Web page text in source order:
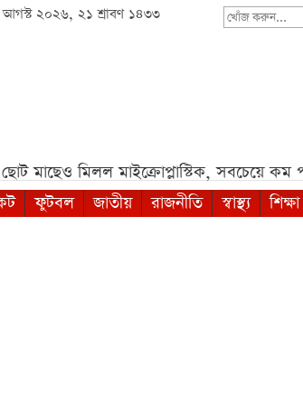
আগস্ট ২০২৬, ২১ শ্রাবণ ১৪৩৩
খোঁজ
মাইক্রোপ্লাস্টিক, সবচেয়ে কম পাওয়া
ফুটবল জাতীয় রাজনীতি স্বাস্থ্য শিক্ষা